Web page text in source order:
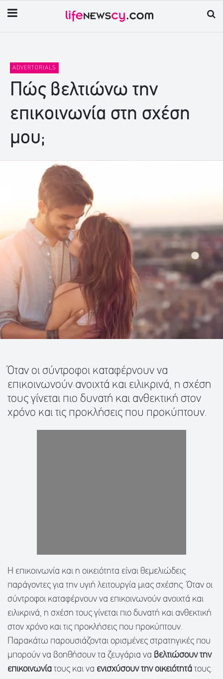
ADVERTORIALS
Πώς βελτιώνω την
επικοινωνία στη σχέση
μου;
Όταν οι σύντροφοι καταφέρνουν να
επικοινωνούν ανοιχτά και ειλικρινά, η σχέση
τους γίνεται πιο δυνατή και ανθεκτική στον
χρόνο και τις προκλήσεις που προκύπτουν.
Η επικοινωνία και η οικειότητα είναι θεμελιώδεις
παράγοντες για την υγιή λειτουργία μιας σχέσης. Όταν οι
σύντροφοι καταφέρνουν να επικοινωνούν ανοιχτά και
ειλικρινά, η σχέση τους γίνεται πιο δυνατή και ανθεκτική
στον χρόνο και τις προκλήσεις που προκύπτουν.
Παρακάτω παρουσιάζονται ορισμένες στρατηγικές που
μπορούν να βοηθήσουν τα ζευγάρια να βελτιώσουν την
επικοινωνία τους και να ενισχύσουν την οικειότητά τους.